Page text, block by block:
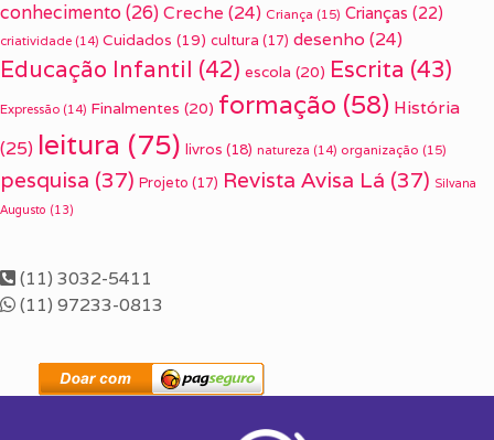
conhecimento(26) Creche (24) Criança (15) Crianças (22)
criatividade (14) Cuidados (19) cultura (17) desenho (24)
Educação Infantil (42) escola (20) Escrita (43)
Expressão (14) Finalmentes (20) formação (58) História
(25) leitura (75) livros (18) natureza (14) organização (15)
pesquisa (37) Projeto (17) Revista Avisa Lá (37) Silvana
Augusto (13)
(11) 3032-5411
(11) 97233-0813